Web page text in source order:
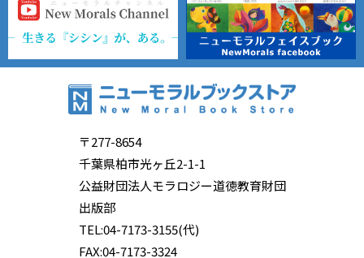
〒277-8654
千葉県柏市光ヶ丘2-1-1
公益財団法人モラロジー道徳教育財団
出版部
TEL:04-7173-3155(代)
FAX:04-7173-3324